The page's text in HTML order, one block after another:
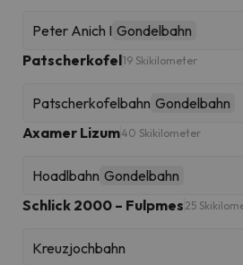
Peter Anich I Gondelbahn
Patscherkofel19 Skikilometer
Patscherkofelbahn Gondelbahn
Axamer Lizum40 Skikilometer
Hoadlbahn Gondelbahn
Schlick 2000 – Fulpmes 25
Kreuzjochbahn